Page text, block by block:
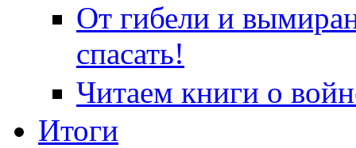
От гибели и
спасать!
Читаем книги о
Итоги